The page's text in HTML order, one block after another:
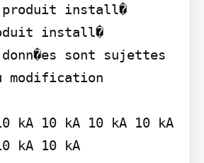
produit install�
install�
sont sujettes
modification
kA 10 kA 10 kA 10 kA
kA 10 kA